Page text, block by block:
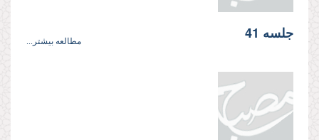
جلسه 41 مطالعه بیشتر...